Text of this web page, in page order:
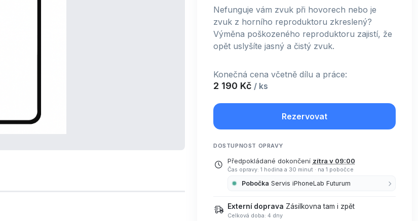
Nefunguje vám zvuk při hovorech nebo je
zvuk z horního reproduktoru zkreslený?
Výměna poškozeného reproduktoru zajistí, že
opět uslyšíte jasný a čistý zvuk.
Konečná cena včetně dílu a práce:
2 190 Kč / ks
Rezervovat
DOSTUPNOST OPRAVY
Předpokládané dokončení zítra v 09:00
Čas opravy: 1 hodina a 30 minut · na 1 pobočce
Pobočka Servis iPhoneLab Futurum
Externí doprava Zásilkovna tam i zpět
Celková doba: 4 dny